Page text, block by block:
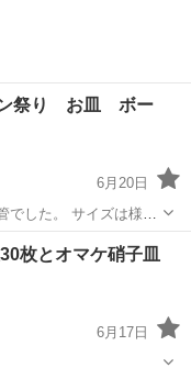
祭り お皿 ボー
6月20日
した。 サイズは様々
ヤマザキパン
枚とオマケ硝子皿
6月17日